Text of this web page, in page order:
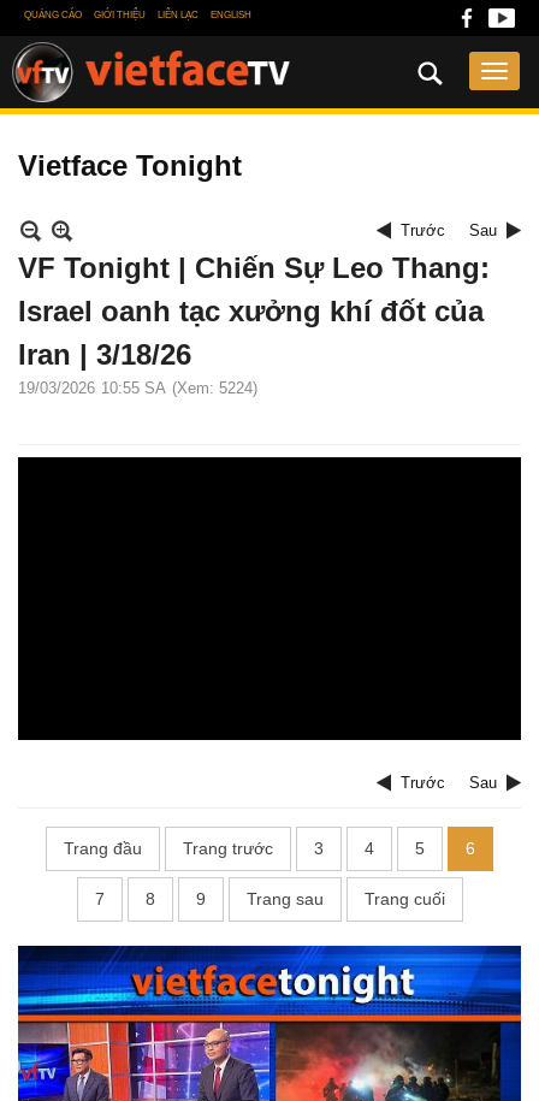
QUẢNG CÁO GIỚI THIỆU LIÊN LẠC ENGLISH
Vietface Tonight
Trước Sau
VF Tonight | Chiến Sự Leo Thang:
Israel oanh tạc xưởng khí đốt của
Iran | 3/18/26
19/03/2026 10:55 SA (Xem: 5224)
Trước Sau
Trang đầu Trang trước 3 4 5 6
7 8 9 Trang sau Trang cuối